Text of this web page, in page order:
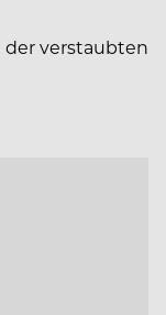
der verstaubten